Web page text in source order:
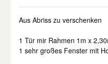
Aus Abriss zu verschenken
1 Tür mir Rahmen 1m x
1 sehr großes Fenster mit